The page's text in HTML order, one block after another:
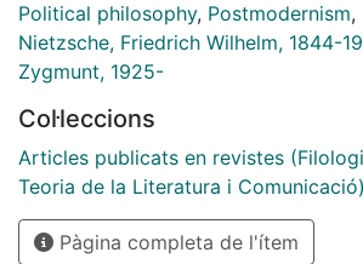
Political philosophy, Postmodernism,
Nietzsche, Friedrich Wilhelm, 1844-
Zygmunt, 1925-
Col·leccions
Articles publicats en revistes
Teoria de la Literatura i Comunicació)
Pàgina completa de l'ítem